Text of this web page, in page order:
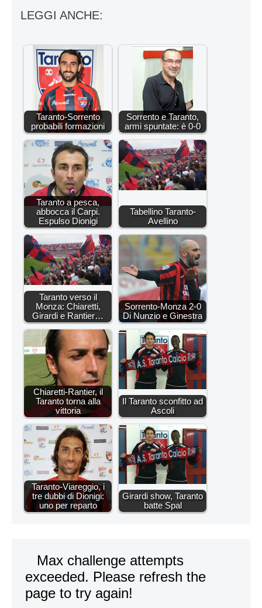
LEGGI ANCHE:
Taranto-Sorrento
probabili formazioni
Sorrento e Taranto,
armi spuntate: è 0-0
Taranto a pesca,
abbocca il Carpi.
Espulso Dionigi
Tabellino Taranto-
Avellino
Taranto verso il
Monza: Chiaretti,
Girardi e Rantier…
Sorrento-Monza 2-0
Di Nunzio e Ginestra
Chiaretti-Rantier, il
Taranto torna alla
vittoria
Il Taranto sconfitto ad
Ascoli
Taranto-Viareggio, i
tre dubbi di Dionigi:
uno per reparto
Girardi show, Taranto
batte Spal